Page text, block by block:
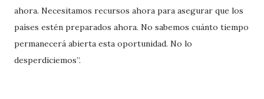
ahora. Necesitamos recursos ahora para asegurar que los
países estén preparados ahora. No sabemos cuánto tiempo
permanecerá abierta esta oportunidad. No lo
desperdiciemos”.